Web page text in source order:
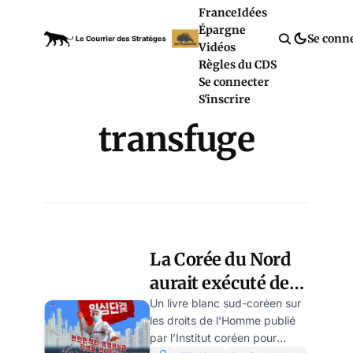
FranceIdées
Épargne
Vidéos
Règles du CDS
Se connecter
S'inscrire
Se
transfuge
La Corée du Nord
aurait exécuté des
citoyens ayant
enfreint des
Un livre blanc sud-coréen sur
les droits de l’Homme publié
par l’Institut coréen pour